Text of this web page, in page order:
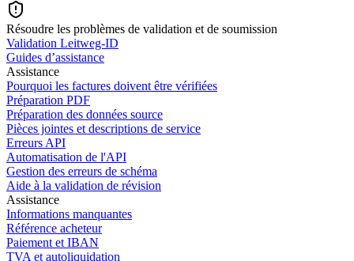
Résoudre les problèmes de validation et de soumission
Validation Leitweg-ID
Guides d’assistance
Assistance
Pourquoi les factures doivent être vérifiées
Préparation PDF
Préparation des données source
Pièces jointes et descriptions de service
Erreurs API
Automatisation de l'API
Gestion des erreurs de schéma
Aide à la validation de révision
Assistance
Informations manquantes
Référence acheteur
Paiement et IBAN
TVA et autoliquidation